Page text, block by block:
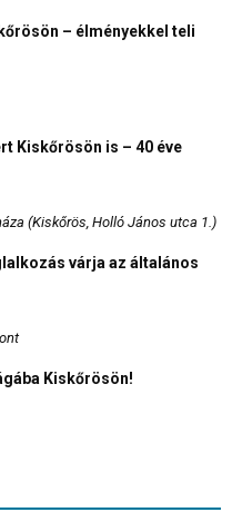
– élményekkel teli
Kiskőrösön is – 40 éve
(Kiskőrös, Holló János utca 1.)
várja az általános
Kiskőrösön!